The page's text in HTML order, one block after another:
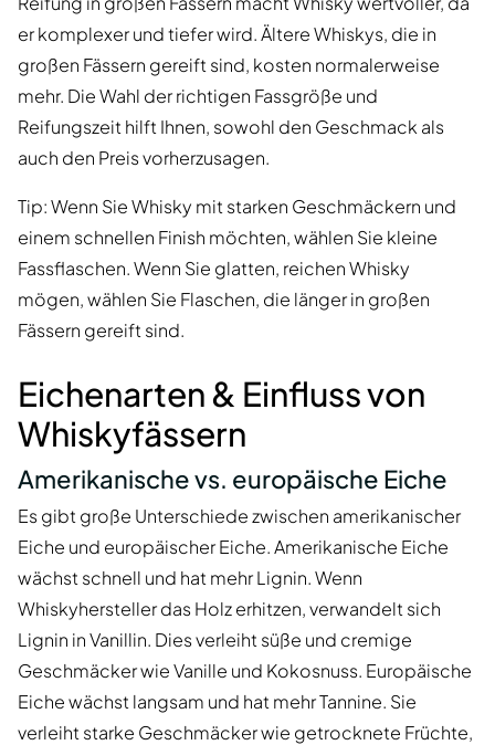
er komplexer und tiefer wird. Ältere Whiskys, die in
großen Fässern gereift sind, kosten normalerweise
mehr. Die Wahl der richtigen Fassgröße und
Reifungszeit hilft Ihnen, sowohl den Geschmack als
auch den Preis vorherzusagen.
Tip: Wenn Sie Whisky mit starken Geschmäckern und
einem schnellen Finish möchten, wählen Sie kleine
Fassflaschen. Wenn Sie glatten, reichen Whisky
mögen, wählen Sie Flaschen, die länger in großen
Fässern gereift sind.
Eichenarten & Einfluss von
Whiskyfässern
Amerikanische vs. europäische Eiche
Es gibt große Unterschiede zwischen amerikanischer
Eiche und europäischer Eiche. Amerikanische Eiche
wächst schnell und hat mehr Lignin. Wenn
Whiskyhersteller das Holz erhitzen, verwandelt sich
Lignin in Vanillin. Dies verleiht süße und cremige
Geschmäcker wie Vanille und Kokosnuss. Europäische
Eiche wächst langsam und hat mehr Tannine. Sie
verleiht starke Geschmäcker wie getrocknete Früchte,